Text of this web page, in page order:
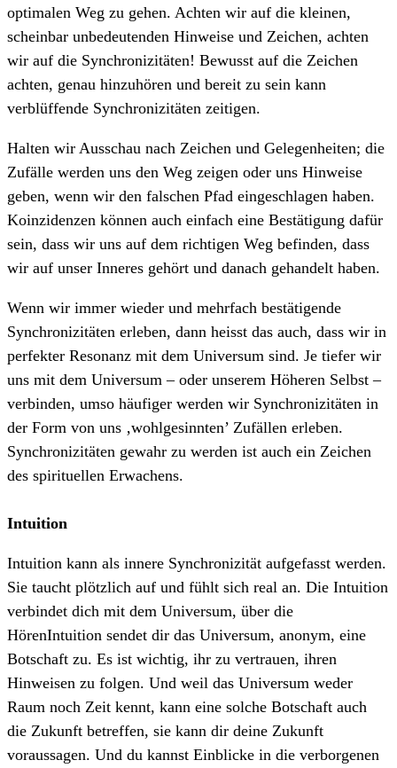
optimalen Weg zu gehen. Achten wir auf die kleinen,
scheinbar unbedeutenden Hinweise und Zeichen, achten
wir auf die Synchronizitäten! Bewusst auf die Zeichen
achten, genau hinzuhören und bereit zu sein kann
verblüffende Synchronizitäten zeitigen.
Halten wir Ausschau nach Zeichen und Gelegenheiten; die
Zufälle werden uns den Weg zeigen oder uns Hinweise
geben, wenn wir den falschen Pfad eingeschlagen haben.
Koinzidenzen können auch einfach eine Bestätigung dafür
sein, dass wir uns auf dem richtigen Weg befinden, dass
wir auf unser Inneres gehört und danach gehandelt haben.
Wenn wir immer wieder und mehrfach bestätigende
Synchronizitäten erleben, dann heisst das auch, dass wir in
perfekter Resonanz mit dem Universum sind. Je tiefer wir
uns mit dem Universum – oder unserem Höheren Selbst –
verbinden, umso häufiger werden wir Synchronizitäten in
der Form von uns ‚wohlgesinnten’ Zufällen erleben.
Synchronizitäten gewahr zu werden ist auch ein Zeichen
des spirituellen Erwachens.
Intuition
Intuition kann als innere Synchronizität aufgefasst werden.
Sie taucht plötzlich auf und fühlt sich real an. Die Intuition
verbindet dich mit dem Universum, über die
HörenIntuition sendet dir das Universum, anonym, eine
Botschaft zu. Es ist wichtig, ihr zu vertrauen, ihren
Hinweisen zu folgen. Und weil das Universum weder
Raum noch Zeit kennt, kann eine solche Botschaft auch
die Zukunft betreffen, sie kann dir deine Zukunft
voraussagen. Und du kannst Einblicke in die verborgenen